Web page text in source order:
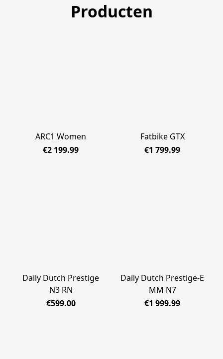
Producten
ARC1 Women
€2 199.99
Fatbike GTX
€1 799.99
Daily Dutch Prestige
N3 RN
€599.00
Daily Dutch Prestige-E
MM N7
€1 999.99